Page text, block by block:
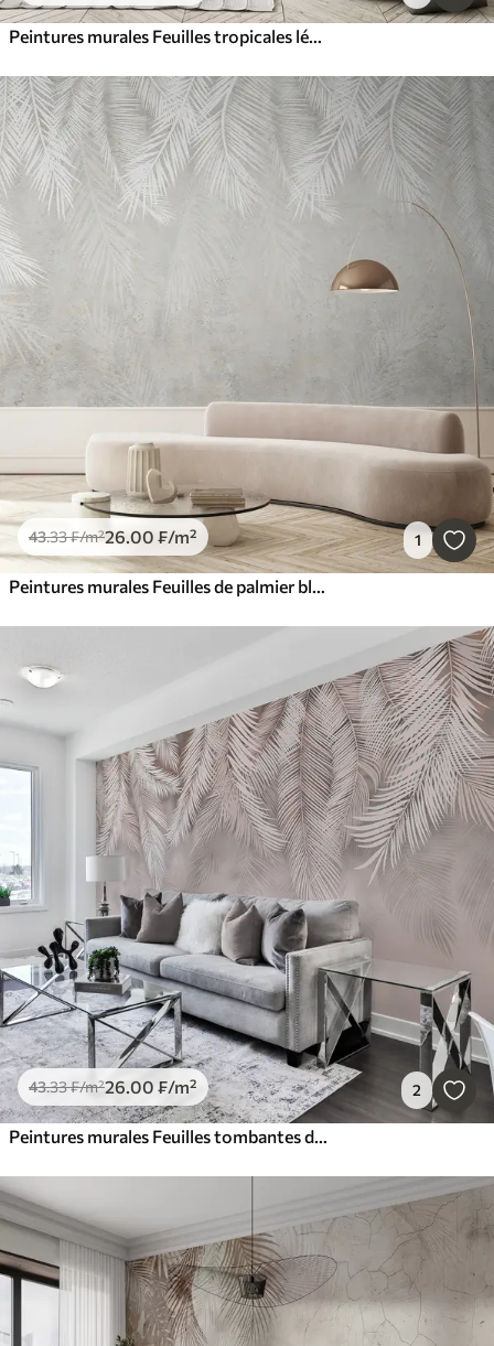
Peintures murales Feuilles tropicales légères de style grunge
43.33₣/m²26.00 ₣/m² 1
Peintures murales Feuilles de palmier blanches et fragiles avec une texture grunge
43.33₣/m²26.00 ₣/m² 2
Peintures murales Feuilles tombantes délicates